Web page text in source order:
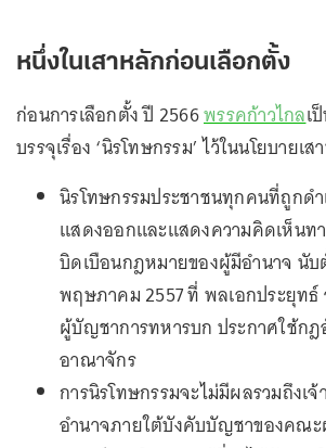
หนึ่งในเสาหลักก่อนเลือกตั้ง
ก่อนการเลือกตั้ง ปี 2566พรรคก้าวไกลเ
บรรจุเรื่อง ‘นิรโทษกรรม’ ไว้ในนโยบาย
นิรโทษกรรมประชาชนทุกคนที่ถูกด
แสดงออกและแสดงความคิดเห็นท
บิดเบือนกฎหมายของผู้มีอำนาจ นั
พฤษภาคม 2557 ที่ พลเอกประยุทธ์
ผู้บัญชาการทหารบก ประกาศใช้ก
อาณาจักร
การนิรโทษกรรมจะไม่มีผลรวมถึงเ
อำนาจภายใต้บังคับบัญชาของคณ